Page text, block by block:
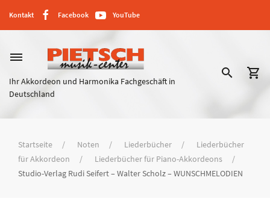
Kontakt Facebook YouTube
dehaze
Ihr Akkordeon und Harmonika Fachgeschäft in
Deutschland
search shopping_cart
Startseite Noten Liederbücher
Liederbücher
für Akkordeon
Liederbücher für Piano-Akkordeons
Studio-Verlag Rudi Seifert – Walter Scholz – WUNSCHMELODIEN